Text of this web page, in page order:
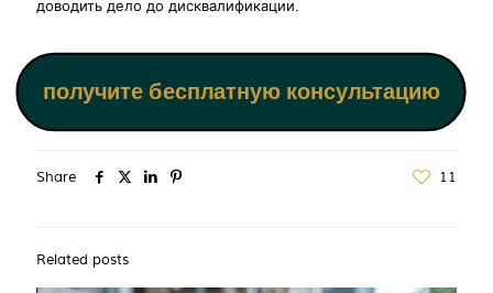
доводить дело до дисквалификации.
получите бесплатную консультацию
Share 11
Related posts